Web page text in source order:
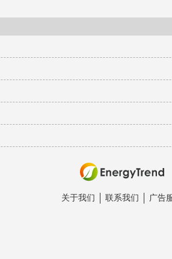
关于我们 联系我们 广告